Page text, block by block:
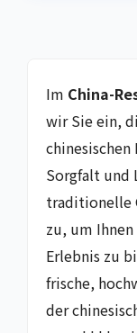
Im China-
wir Sie ein,
Sorgfalt und
traditionelle
zu, um
Erlebnis zu
frische,
der